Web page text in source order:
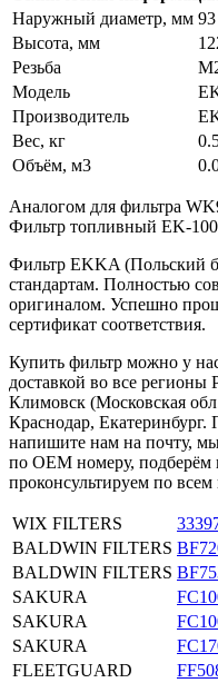
Наружный диаметр, мм 93
Высота, мм
Резьба
Модель
Производитель
Вес, кг
Объём, м3
Аналогом для фильтра
Фильтр топливный EK-
Фильтр EKKA (Польский
стандартам. Полностью
оригиналом. Успешно
сертификат соответствия.
Купить фильтр можно у
доставкой во все
Климовск (Московская
Краснодар,
напишите нам на почту,
по OEM номеру, подберём
проконсультируем по всем
WIX FILTERS
BALDWIN FILTERS
BALDWIN FILTERS
SAKURA
SAKURA
SAKURA
FLEETGUARD